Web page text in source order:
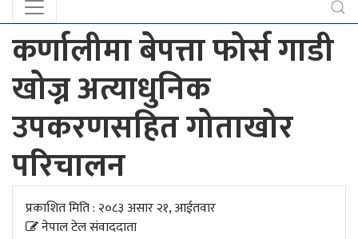
प्रदेश
खबर
अन्तर्राष्ट्रिय
युके
अपडेट
खेलकुद
स्वास्थ्य/
जिबनशैली
कर्णालीमा बेपत्ता फोर्स गाडी
खोज्न अत्याधुनिक
उपकरणसहित गोताखोर
परिचालन
प्रकाशित मिति : २०८३ असार २१, आईतवार
नेपाल टेल संवाददाता